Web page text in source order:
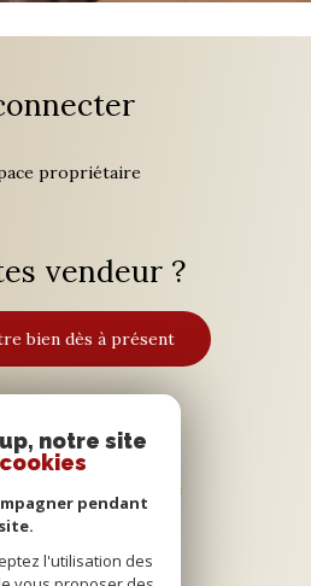
propriétaire
vendeur ?
bien dès à présent
notre site
pendant
l'utilisation des